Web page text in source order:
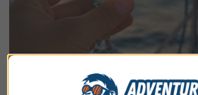
Групова разходка с яхта по